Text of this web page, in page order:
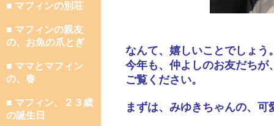
■ マフィンの別荘
■ マフィンの親友
の、お魚の爪とぎ
■ ママとマフィン
の、春
■ マフィン、２３歳
の誕生日
なんて、嬉しいことでしょう
今年も、仲よしのお友だちが
ご覧ください。
まずは、みゆきちゃんの、可